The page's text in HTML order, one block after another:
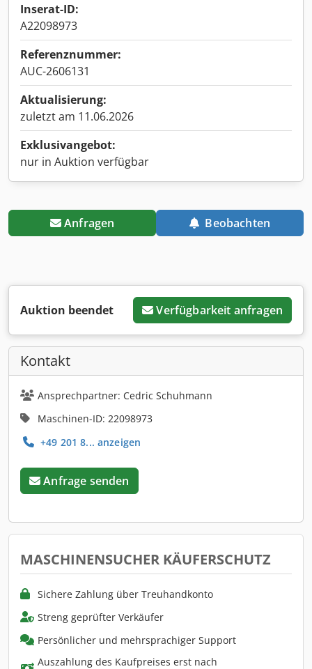
Inserat-ID:
A22098973
Referenznummer:
AUC-2606131
Aktualisierung:
zuletzt am 11.06.2026
Exklusivangebot:
nur in Auktion verfügbar
Anfragen Beobachten
Auktion beendet Verfügbarkeit anfragen
Kontakt
Ansprechpartner: Cedric Schuhmann
Maschinen-ID: 22098973
+49 201 8... anzeigen
Anfrage senden
MASCHINENSUCHER KÄUFERSCHUTZ
Sichere Zahlung über Treuhandkonto
Streng geprüfter Verkäufer
Persönlicher und mehrsprachiger Support
Auszahlung des Kaufpreises erst nach